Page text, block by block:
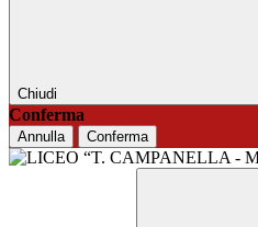
Chiudi
Conferma
Annulla Conferma